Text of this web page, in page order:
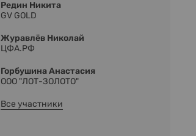
Редин Никита
GV GOLD
Журавлёв Николай
ЦФА.РФ
Горбушина Анастасия
ООО "ЛОТ-ЗОЛОТО"
Все участники